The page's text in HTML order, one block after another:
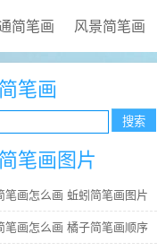
简笔画 风景简笔画
笔画
笔画图片
笔画怎么画 蚯蚓简笔画图片
笔画怎么画 橘子简笔画顺序